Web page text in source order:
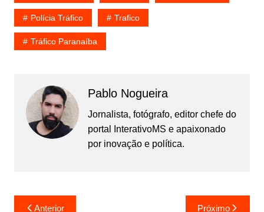
Polícia Tráfico Trafico
Tráfico Paranaíba
Pablo Nogueira
Jornalista, fotógrafo, editor chefe do
portal InterativoMS e apaixonado
por inovação e política.
Navegação
Anterior Próximo